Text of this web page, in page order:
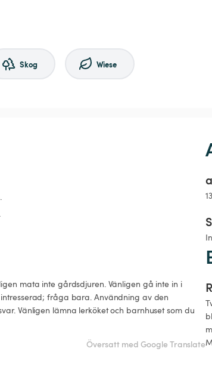
Skog Wiese
mata inte gårdsdjuren. Vänligen gå inte in i
fråga bara. Användning av den
Vänligen lämna lerköket och barnhuset som du
Översatt med Google Translate